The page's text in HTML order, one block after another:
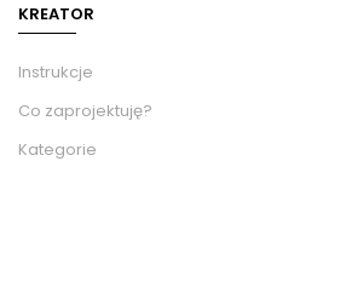
KREATOR
Instrukcje
Co zaprojektuję?
Kategorie